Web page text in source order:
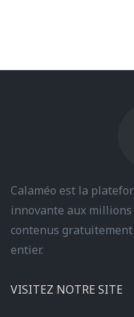
Calaméo est la
innovante aux
contenus
entier.
VISITEZ NOTRE SITE